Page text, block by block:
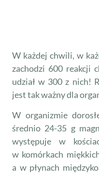
W każdej chwili, w
zachodzi 600 reakcji
udział w 300 z nich!
jest tak ważny dla
W organizmie
średnio 24-35 g
występuje w
w komórkach
a w płynach